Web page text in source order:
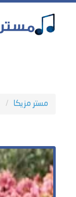
مستر مزيكا